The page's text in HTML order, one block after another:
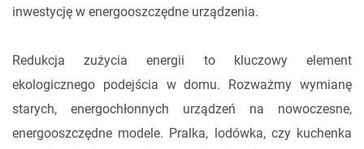
inwestycję w energooszczędne urządzenia.
Redukcja zużycia energii to kluczowy element
ekologicznego podejścia w domu. Rozważmy wymianę
starych, energochłonnych urządzeń na nowoczesne,
energooszczędne modele. Pralka, lodówka, czy kuchenka